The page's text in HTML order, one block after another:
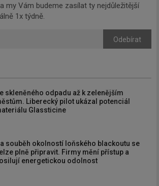
my Vám budeme zasílat ty nejdůležitější
1x týdně.
Odebírat
skleněného odpadu až k zelenějším
Liberecký pilot ukázal potenciál
Glassticine
souběh okolností loňského blackoutu se
plně připravit. Firmy mění přístup a
energetickou odolnost